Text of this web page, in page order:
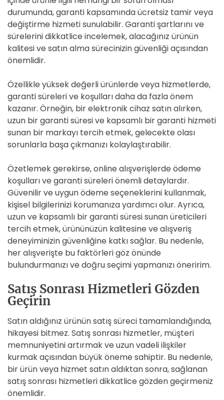
durumunda, garanti kapsamında ücretsiz tamir veya
değiştirme hizmeti sunulabilir. Garanti şartlarını ve
sürelerini dikkatlice incelemek, alacağınız ürünün
kalitesi ve satın alma sürecinizin güvenliği açısından
önemlidir.
Özellikle yüksek değerli ürünlerde veya hizmetlerde,
garanti süreleri ve koşulları daha da fazla önem
kazanır. Örneğin, bir elektronik cihaz satın alırken,
uzun bir garanti süresi ve kapsamlı bir garanti hizmeti
sunan bir markayı tercih etmek, gelecekte olası
sorunlarla başa çıkmanızı kolaylaştırabilir.
Özetlemek gerekirse, online alışverişlerde ödeme
koşulları ve garanti süreleri önemli detaylardır.
Güvenilir ve uygun ödeme seçeneklerini kullanmak,
kişisel bilgilerinizi korumanıza yardımcı olur. Ayrıca,
uzun ve kapsamlı bir garanti süresi sunan üreticileri
tercih etmek, ürününüzün kalitesine ve alışveriş
deneyiminizin güvenliğine katkı sağlar. Bu nedenle,
her alışverişte bu faktörleri göz önünde
bulundurmanızı ve doğru seçimi yapmanızı öneririm.
Satış Sonrası Hizmetleri Gözden
Geçirin
Satın aldığınız ürünün satış süreci tamamlandığında,
hikayesi bitmez. Satış sonrası hizmetler, müşteri
memnuniyetini artırmak ve uzun vadeli ilişkiler
kurmak açısından büyük öneme sahiptir. Bu nedenle,
bir ürün veya hizmet satın aldıktan sonra, sağlanan
satış sonrası hizmetleri dikkatlice gözden geçirmeniz
önemlidir.